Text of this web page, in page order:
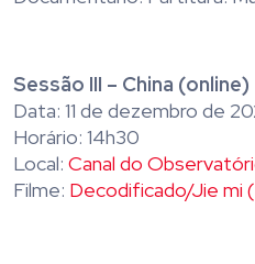
Sessão III – China (online)
Data: 11 de dezembro de
Horário: 14h30
Local: Canal do
Filme: Decodificado/Jie mi